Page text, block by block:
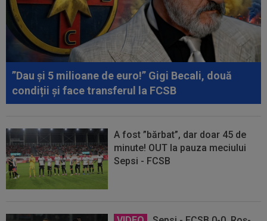
”Dau și 5 milioane de euro!” Gigi Becali, două
condiții și face transferul la FCSB
A fost ”bărbat”, dar doar 45 de
minute! OUT la pauza meciului
Sepsi - FCSB